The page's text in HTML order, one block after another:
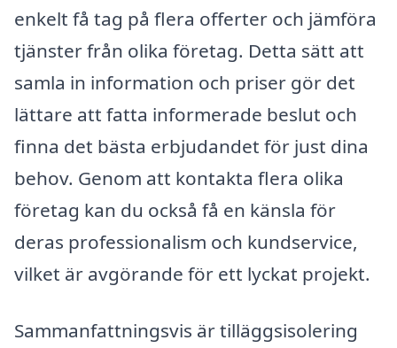
enkelt få tag på flera offerter och jämföra
tjänster från olika företag. Detta sätt att
samla in information och priser gör det
lättare att fatta informerade beslut och
finna det bästa erbjudandet för just dina
behov. Genom att kontakta flera olika
företag kan du också få en känsla för
deras professionalism och kundservice,
vilket är avgörande för ett lyckat projekt.
Sammanfattningsvis är tilläggsisolering